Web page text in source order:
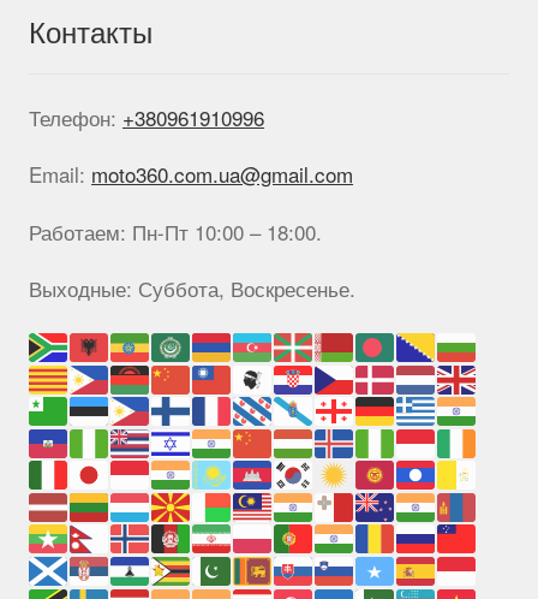
Контакты
Телефон: +380961910996
Email: moto360.com.ua@gmail.com
Работаем: Пн-Пт 10:00 – 18:00.
Выходные: Суббота, Воскресенье.